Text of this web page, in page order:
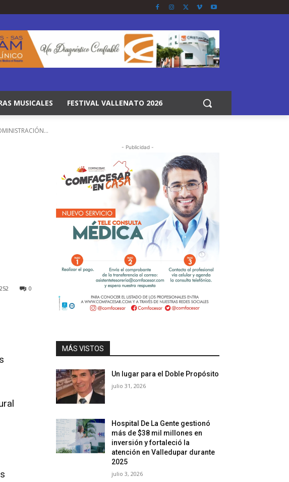
MUSICALES FESTIVAL VALLENATO 2026
0
252
- Publicidad -
MÁS VISTOS
Un lugar para el Doble Propósito
julio 31, 2026
Hospital De La Gente gestionó
más de $38 mil millones en
inversión y fortaleció la
atención en Valledupar durante
2025
julio 3, 2026